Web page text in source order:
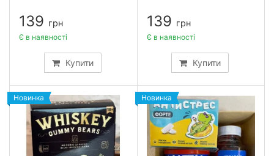
139 грн
Купити
Є в наявності
139 грн
Купити
Є в наявності
Новинка Новинка